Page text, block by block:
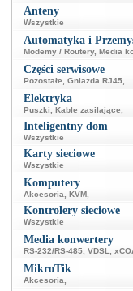
Anteny
Wszystkie
Automatyka i
Modemy / Routery, Media
Części serwisowe
Pozostałe Gniazda RJ45
Elektryka
Puszki Kable zasilające
Inteligentny dom
Wszystkie
Karty sieciowe
Wszystkie
Komputery
Akcesoria KVM
Kontrolery sieciowe
Wszystkie
Media konwertery
RS-232/RS-485 VDSL
MikroTik
Akcesoria